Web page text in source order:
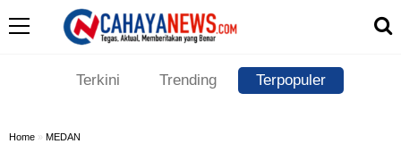
Terkini Trending Terpopuler
Home » MEDAN